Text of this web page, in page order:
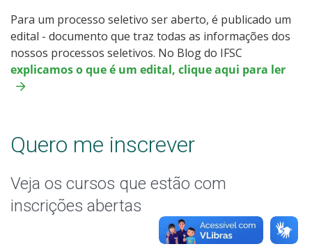
Resultados
Resultados Vagas Remanescentes
Calendário de inscrições
Processos Seletivos
Cotas
Para um processo seletivo ser aberto, é publicado um
edital - documento que traz todas as informações dos
nossos processos seletivos. No Blog do IFSC
explicamos o que é um edital, clique aqui para ler
Quero me inscrever
Veja os cursos que estão com
inscrições abertas